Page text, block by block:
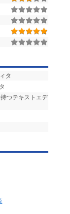
タ
つテキストエデ